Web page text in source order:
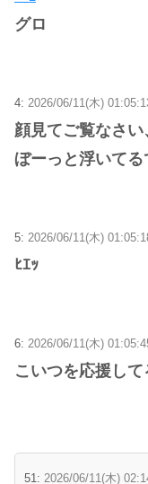
グロ
4: 2026/06/11(木)
顔見てご覧なさ
ぼーっと浮いてる
5: 2026/06/11(木)
ﾋｴｯ
6: 2026/06/11(木)
こいつを応援し
51: 2026/06/11(木)